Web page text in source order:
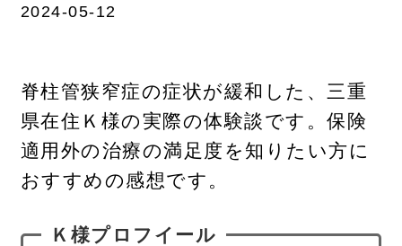
2024-05-12
脊柱管狭窄症の症状が緩和した、三重
県在住Ｋ様の実際の体験談です。保険
適用外の治療の満足度を知りたい方に
おすすめの感想です。
Ｋ様プロフイール